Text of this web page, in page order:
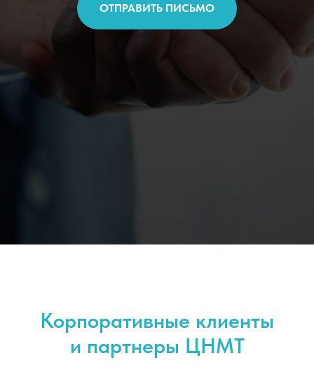
ОТПРАВИТЬ ПИСЬМО
Корпоративные клиенты
и партнеры ЦНМТ